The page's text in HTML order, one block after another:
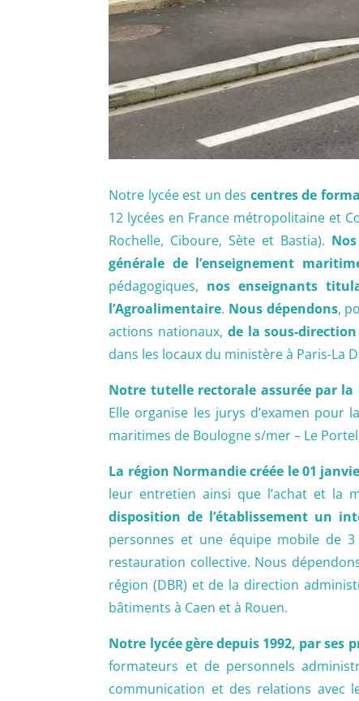
Notre lycée est un des centres de
12 lycées en France métropolitaine et
Rochelle, Ciboure, Sète et Bastia).
générale de l’enseignement
pédagogiques, nos enseignants
l’Agroalimentaire. Nous dépendons,
actions nationaux, de la sous-
dans les locaux du ministère à Paris-La
Notre tutelle rectorale assurée par la
Elle organise les jurys d’examen
maritimes de Boulogne s/mer – Le
La région Normandie créée le 01
leur entretien ainsi que l’achat et la
disposition de l’établissement un
personnes et une équipe mobile de
restauration collective. Nous
région (DBR) et de la direction
bâtiments à Caen et à Rouen.
Notre lycée gère depuis 1992, par
formateurs et de personnels
communication et des relations avec